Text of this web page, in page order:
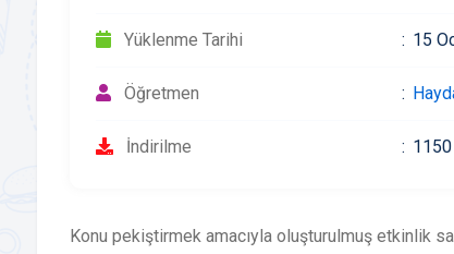
Yüklenme Tarihi 15
Öğretmen
İndirilme 1150
Konu pekiştirmek amacıyla oluşturulmuş etkinlik